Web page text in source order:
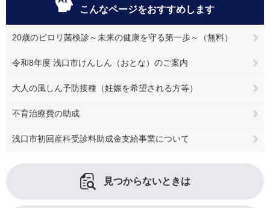
こんなページをおすすめします
20歳のピロリ菌検診～未来の健康を守る第一歩～（無料）
令和8年度 浅口市けんしん（おとな）のご案内
大人の風しん予防接種（妊娠を希望される方等）
不育治療費の助成
浅口市初回産科受診料助成金支給事業について
見つからないときは